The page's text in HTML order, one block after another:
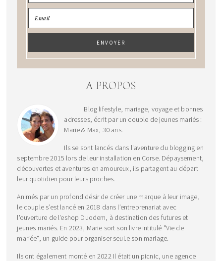
A PROPOS
Blog lifestyle, mariage, voyage et bonnes
adresses, écrit par un couple de jeunes mariés :
Marie & Max, 30 ans.
Ils se sont lancés dans l'aventure du blogging en
septembre 2015 lors de leur installation en Corse. Dépaysement,
découvertes et aventures en amoureux, ils partagent au départ
leur quotidien pour leurs proches.
Animés par un profond désir de créer une marque à leur image,
le couple s’est lancé en 2018 dans l’entreprenariat avec
l'ouverture de l'eshop Duodem, à destination des futures et
jeunes mariés. En 2023, Marie sort son livre intitulé "Vie de
mariée", un guide pour organiser seul.e son mariage.
Ils ont également monté en 2022 Il était un picnic, une agence